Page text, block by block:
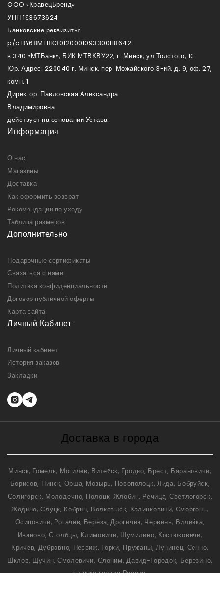
OOO «КравецБренд»
УНП 193673624
Банковские реквизиты:
p/c BY68MTBK30120001093300118642
в 340 «МТБанк», БИК МТВКВУ22, г. Минск, ул.Толстого, 10
Юр. Адрес: 220040 г. Минск, пер. Можайского 3-ий, д. 9, оф. 27,
комн. 1
Директор: Павловская Александра
Владимировна
действует на основании Устава
Информация
О нас
Магазины
Доставка
Как оформить возврат
Рекомендации по уходу
Таблица размеров
Дополнительно
Подарочные сертификаты
Связаться с нами
Политика конфиденциальности
Договор публичной оферты
Карта сайта
Личный Кабинет
Личный кабинет
История заказов
Закладки
Доставка в города
Минск, Гомель, Могилёв, Витебск, Гродно, Брест, Барановичи,
Борисов, Пинск, Орша, Мозырь, Новополоцк, Лида, Бобруйск,
Солигорск, Молодечно, Полоцк, Жлобин, Речица, Светлогорск,
Жодино, Слуцк, Кобрин, Волковыск, Калинковичи, Сморгонь,
Осиповичи, Рогачёв, Берёза, Дрогичин, Червень, Вилейка,
Иваново, Столбцы, Климовичи, Шумилино, Костюковичи,
Кричев, Дубровно, Несвиж, Горки, Пружаны, Лунинец, Сенно,
Шклов, Щучин, Смолевичи, Слоним, Давид-Городок, Березино,
а также города России.